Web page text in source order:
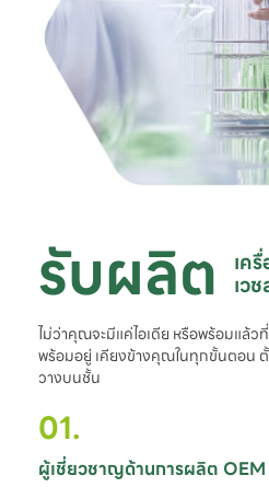
รับผลิต เค
เว
ไม่ว่าคุณจะมีแค่ไอเดีย หรือพร้อมแล้ว
พร้อมอยู่ เคียงข้างคุณในทุกขั้นตอน
วางบนชั้น
01.
ผู้เชี่ยวชาญด้านการผลิต